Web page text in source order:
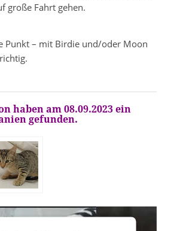
große Fahrt gehen.
Punkt – mit Birdie und/oder Moon
haben am 08.09.2023 ein
gefunden.